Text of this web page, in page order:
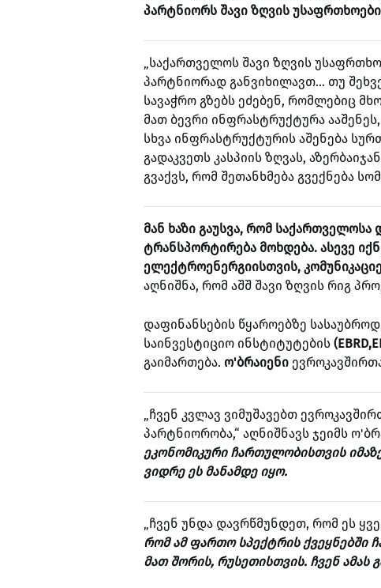
პარტნიორს შავი ზღვის
„საქართველოს შავი ზღვის
პარტნიორად განვიხილავთ… თუ
სავაჭრო გზებს ეძებენ, რომლებიც
მათ ბევრი ინფრასტრუქტურა
სხვა ინფრასტრუქტურის აშენება
გადაკვეთს კასპიის ზღვას,
გვაქვს, რომ შეთანხმება გვექნება
მან ხაზი გაუსვა, რომ
ტრანსპორტირება მოხდება. ასევე
ელექტროენერგიისთვის,
აღნიშნა, რომ აშშ შავი ზღვის რიგ
დაფინანსების წყაროებზე
საინვესტიციო ინსტიტუტების
გაიმართება. ო'ბრაიენი
„ჩვენ კვლავ ვიმუშავებთ
პარტნიორობა,“ აღნიშნავს ჯეიმს
ეკონომიკური ჩართულობისთვის
ვიდრე ეს მანამდე იყო.
„ჩვენ უნდა დავრწმუნდეთ, რომ ეს
რომ ამ ფართო სპექტრის ქვეყნებში
მათ შორის, რუსეთისთვის. ჩვენ ამას